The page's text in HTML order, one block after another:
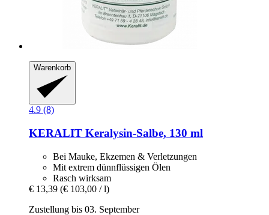
Warenkorb
4.9 (8)
KERALIT Keralysin-​Salbe, 130 ml
Bei Mauke, Ekzemen & Verletzungen
Mit extrem dünnflüssigen Ölen
Rasch wirksam
€ 13,39 (€ 103,00 / l)
Zustellung bis 03. September